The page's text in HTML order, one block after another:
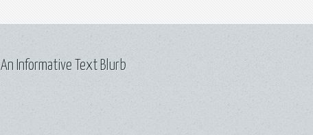
An Informative Text Blurb